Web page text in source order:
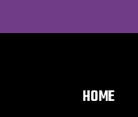
HOME